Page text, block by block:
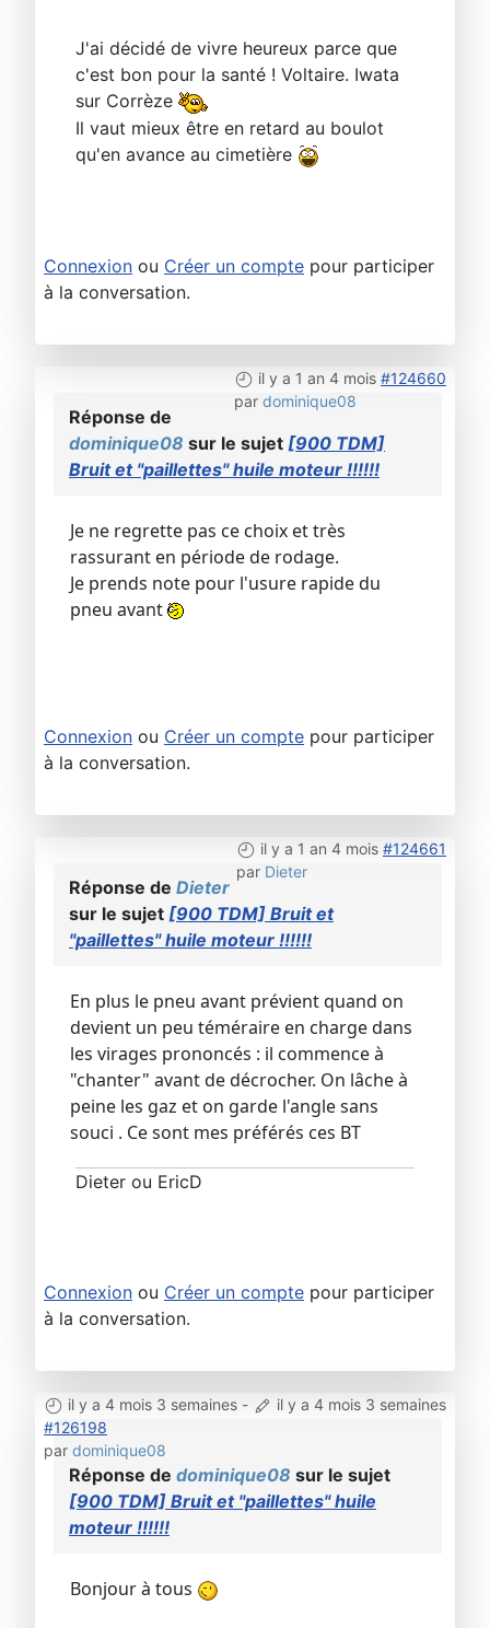
J'ai décidé de vivre heureux parce que
c'est bon pour la santé ! Voltaire. Iwata
sur Corrèze
Il vaut mieux être en retard au boulot
qu'en avance au cimetière
Connexion ou Créer un compte pour participer
à la conversation.
il y a 1 an 4 mois #124660
par dominique08
Réponse de
dominique08 sur le sujet [900 TDM]
Bruit et "paillettes" huile moteur !!!!!!
Je ne regrette pas ce choix et très
rassurant en période de rodage.
Je prends note pour l'usure rapide du
pneu avant
Connexion ou Créer un compte pour participer
à la conversation.
il y a 1 an 4 mois #124661
par Dieter
Réponse de Dieter
sur le sujet [900 TDM] Bruit et
"paillettes" huile moteur !!!!!!
En plus le pneu avant prévient quand on
devient un peu téméraire en charge dans
les virages prononcés : il commence à
"chanter" avant de décrocher. On lâche à
peine les gaz et on garde l'angle sans
souci . Ce sont mes préférés ces BT
Dieter ou EricD
Connexion ou Créer un compte pour participer
à la conversation.
il y a 4 mois 3 semaines -
il y a 4 mois 3 semaines
#126198
par dominique08
Réponse de dominique08 sur le sujet
[900 TDM] Bruit et "paillettes" huile
moteur !!!!!!
Bonjour à tous